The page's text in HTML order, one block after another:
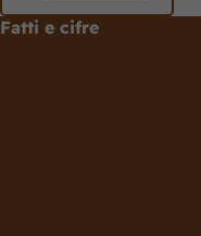
Fatti e cifre